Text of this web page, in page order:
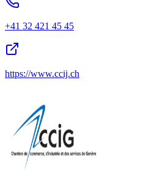
+41 32 421 45 45
https://www.ccij.ch